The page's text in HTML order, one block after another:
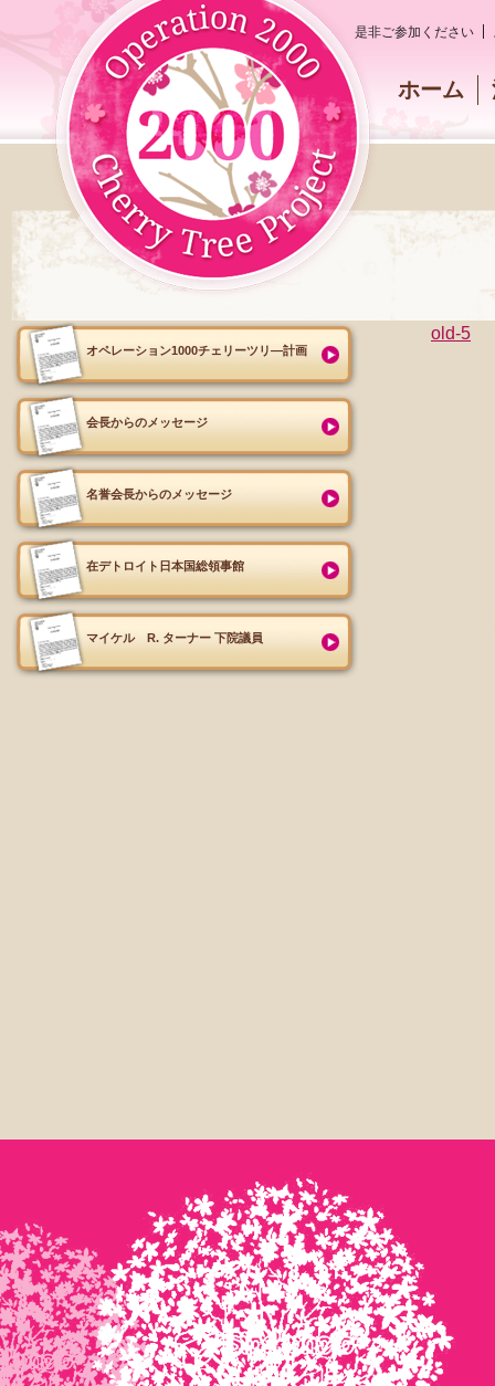
是非ご参加ください
ホーム
オペレーション1000チェリーツリ―計画
会長からのメッセージ
名誉会長からのメッセージ
在デトロイト日本国総領事館
マイケル R. ターナー 下院議員
old-5